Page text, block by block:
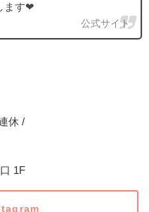
ます❤︎
公式サイト
休 /
1F